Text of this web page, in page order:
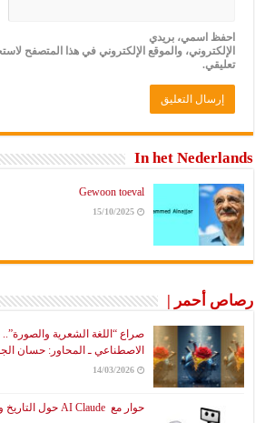
احفظ اسمي، بريدي
الإلكتروني، والموقع الإلكتروني في هذا المتصفح
تعليقي.
In het Nederlands
Gewoon toeval
15/10/2025
رصاص أحمر |
صراع “اللغة الشعرية والصورة”..
الاصطناعي ـ المحاور: حسان
14/03/2026
حوار مع AI Claude حول التاريخ والحقيقة